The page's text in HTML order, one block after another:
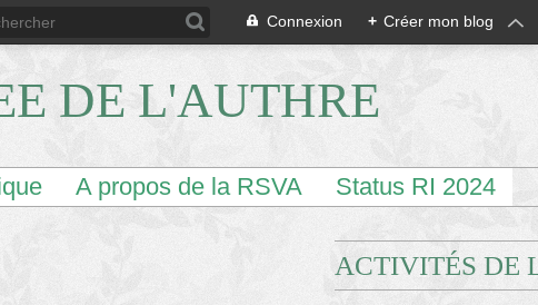
Connexion + Créer mon blog
DE L'AUTHRE
A propos de la RSVA Status RI 2024
ACTIVITÉS DE